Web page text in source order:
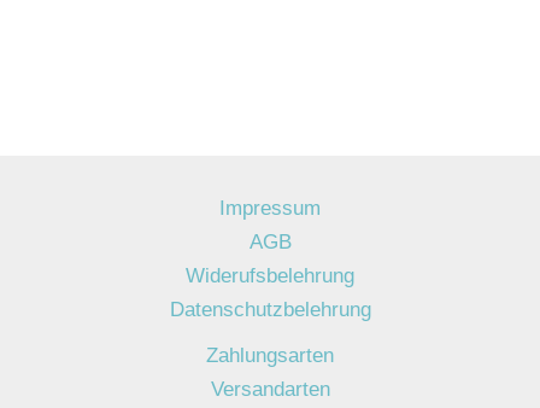
Impressum
AGB
Widerufsbelehrung
Datenschutzbelehrung
Zahlungsarten
Versandarten